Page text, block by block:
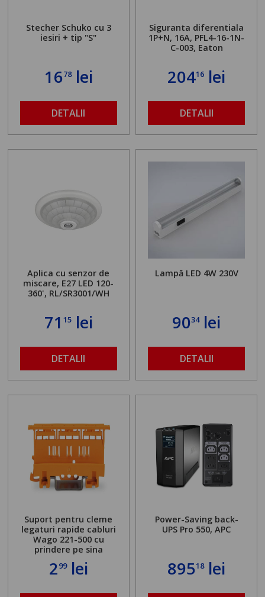
Stecher Schuko cu 3
iesiri + tip "S"
1678lei
DETALII
Siguranta diferentiala
1P+N, 16A, PFL4-16-1N-
C-003, Eaton
20416 lei
DETALII
Aplica cu senzor de
miscare, E27 LED 120-
360', RL/SR3001/WH
71 15lei
DETALII
Lampă LED 4W 230V
9034lei
DETALII
Suport pentru cleme
legaturi rapide cabluri
Wago 221-500 cu
prindere pe sina
299lei
Power-Saving back-
UPS Pro 550, APC
89518lei